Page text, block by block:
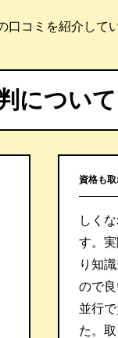
コミを紹介してい
について
資格も取
しく
す。
り知
ので
並行
た。